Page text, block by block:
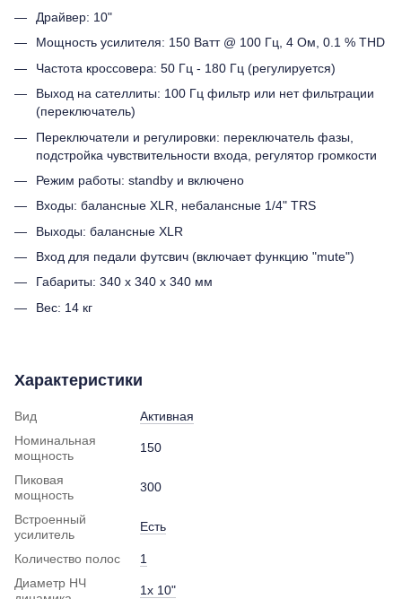
Драйвер: 10"
Мощность усилителя: 150 Ватт @ 100 Гц, 4 Ом, 0.1 % THD
Частота кроссовера: 50 Гц - 180 Гц (регулируется)
Выход на сателлиты: 100 Гц фильтр или нет фильтрации
(переключатель)
Переключатели и регулировки: переключатель фазы,
подстройка чувствительности входа, регулятор громкости
Режим работы: standby и включено
Входы: балансные XLR, небалансные 1/4" TRS
Выходы: балансные XLR
Вход для педали футсвич (включает функцию "mute")
Габариты: 340 x 340 x 340 мм
Вес: 14 кг
Характеристики
Вид
Активная
Номинальная
мощность
150
Пиковая
мощность
300
Встроенный
усилитель
Есть
Количество полос
1
Диаметр НЧ
1x 10"